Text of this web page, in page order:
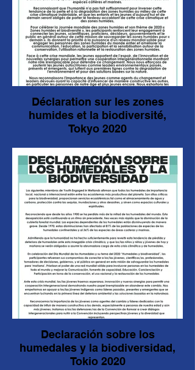
Déclaration sur les zones
humides et la biodiversité,
Tokyo 2020
Declaración sobre los
humedales y la biodiversidad,
Tokio 2020